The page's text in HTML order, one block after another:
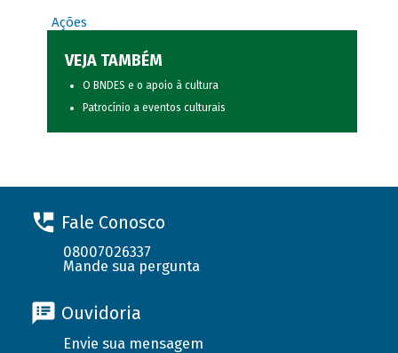
Ações
VEJA TAMBÉM
O BNDES e o apoio à cultura
Patrocínio a eventos culturais
Fale Conosco
08007026337
Mande sua pergunta
Ouvidoria
Envie sua mensagem